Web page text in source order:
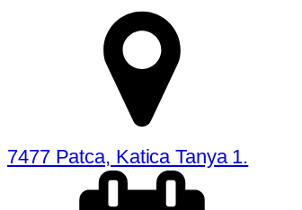
7477 Patca, Katica Tanya 1.